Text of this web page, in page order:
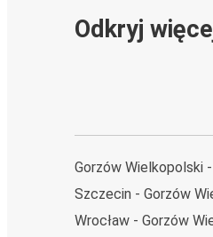
Odkryj
Gorzów Wielkopolski
Szczecin - Gorzów
Wrocław - Gorzów